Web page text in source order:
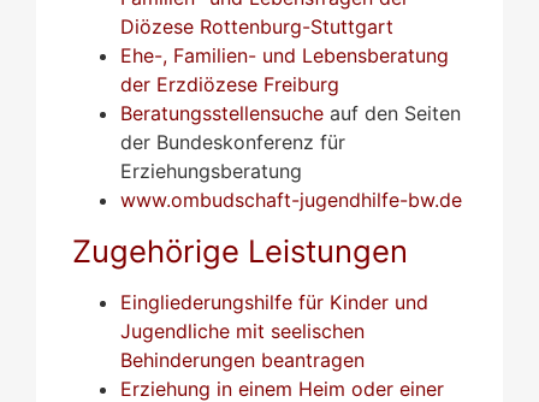
Diözese Rottenburg-Stuttgart
Ehe-, Familien- und Lebensberatung
der Erzdiözese Freiburg
Beratungsstellensuche auf den Seiten
der Bundeskonferenz für
Erziehungsberatung
www.ombudschaft-jugendhilfe-bw.de
Zugehörige Leistungen
Eingliederungshilfe für Kinder und
Jugendliche mit seelischen
Behinderungen beantragen
Erziehung in einem Heim oder einer